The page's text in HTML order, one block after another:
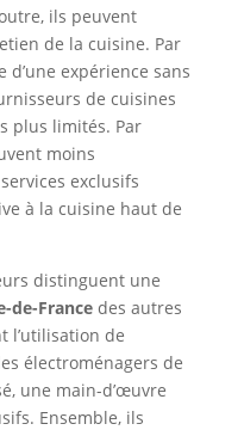
ils peuvent
de la cuisine. Par
expérience sans
de cuisines
plus limités. Par
moins
exclusifs
à la cuisine haut de
distinguent une
de-Francedes autres
l’utilisation de
électroménagers de
une main-d’œuvre
Ensemble, ils